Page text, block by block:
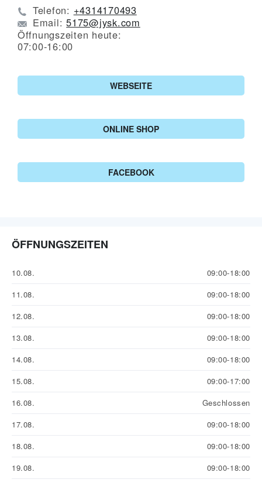
Telefon: +4314170493
Email:5175@jysk.com
Öffnungszeiten heute:
07:00-16:00
WEBSEITE
ONLINE SHOP
FACEBOOK
ÖFFNUNGSZEITEN
10.08.
09:00-18:00
11.08.
09:00-18:00
12.08.
09:00-18:00
13.08.
09:00-18:00
14.08.
09:00-18:00
15.08.
09:00-17:00
16.08.
Geschlossen
17.08.
09:00-18:00
18.08.
09:00-18:00
19.08.
09:00-18:00